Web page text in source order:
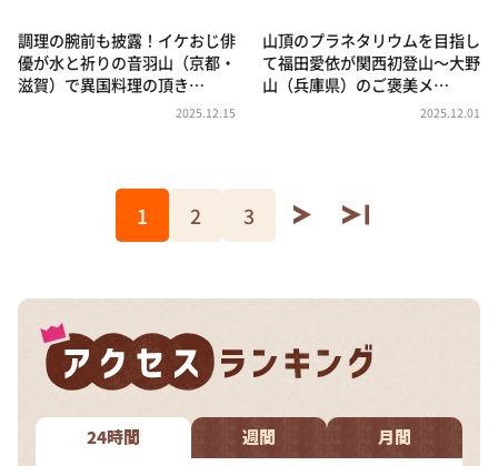
調理の腕前も披露！イケおじ俳
優が水と祈りの音羽山（京都・
滋賀）で異国料理の頂き…
2025.12.15
山頂のプラネタリウムを目指し
て福田愛依が関西初登山〜大野
山（兵庫県）のご褒美メ…
2025.12.01
1 2 3
24時間 週間 月間